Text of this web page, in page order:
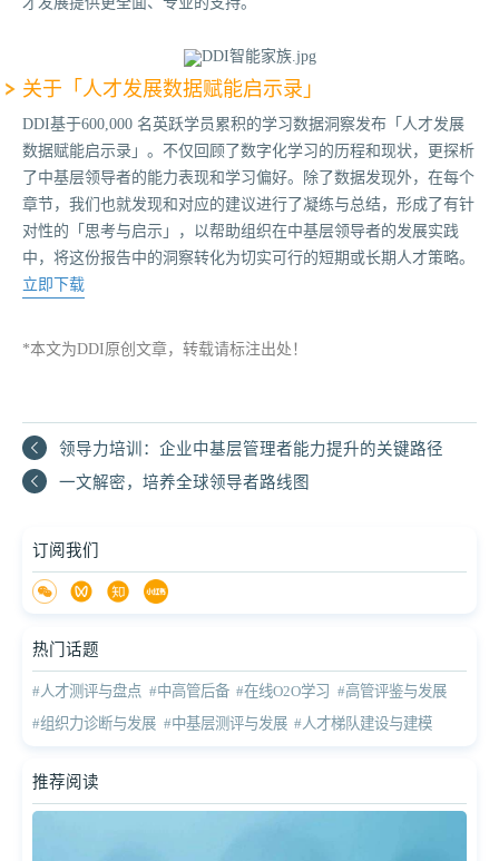
关于「人才发展数据赋能启示录」
DDI基于600,000 名英跃学员累积的学习数据洞察发布「人才发展
数据赋能启示录」。不仅回顾了数字化学习的历程和现状，更探析
了中基层领导者的能力表现和学习偏好。除了数据发现外，在每个
章节，我们也就发现和对应的建议进行了凝练与总结，形成了有针
对性的「思考与启示」，以帮助组织在中基层领导者的发展实践
中，将这份报告中的洞察转化为切实可行的短期或长期人才策略。
立即下载
*本文为DDI原创文章，转载请标注出处！
领导力培训：企业中基层管理者能力提升的关键路径
一文解密，培养全球领导者路线图
订阅我们
热门话题
#人才测评与盘点 #中高管后备 #在线O2O学习 #高管评鉴与发展
#组织力诊断与发展 #中基层测评与发展 #人才梯队建设与建模
推荐阅读